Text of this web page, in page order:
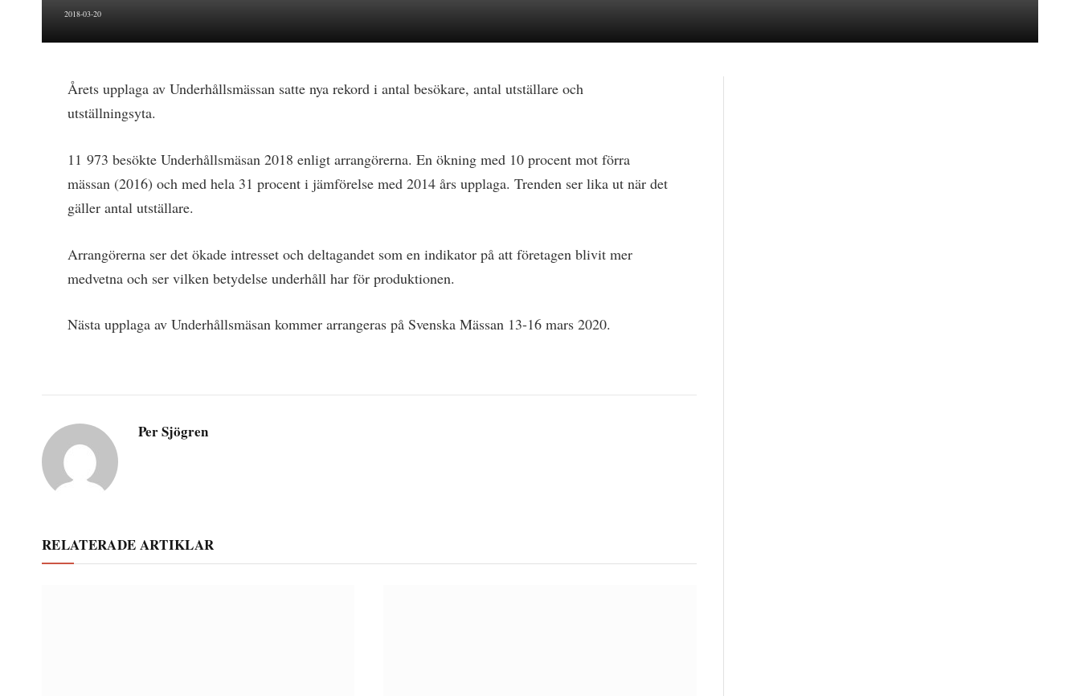
2018-03-20
Årets upplaga av Underhållsmässan satte nya rekord i antal besökare, antal utställare och
utställningsyta.
11 973 besökte Underhållsmäsan 2018 enligt arrangörerna. En ökning med 10 procent mot förra
mässan (2016) och med hela 31 procent i jämförelse med 2014 års upplaga. Trenden ser lika ut när det
gäller antal utställare.
Arrangörerna ser det ökade intresset och deltagandet som en indikator på att företagen blivit mer
medvetna och ser vilken betydelse underhåll har för produktionen.
Nästa upplaga av Underhållsmäsan kommer arrangeras på Svenska Mässan 13-16 mars 2020.
Per Sjögren
RELATERADE ARTIKLAR